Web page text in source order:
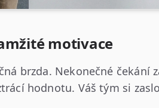
motivace
brzda. Nekonečné
hodnotu. Váš tým si